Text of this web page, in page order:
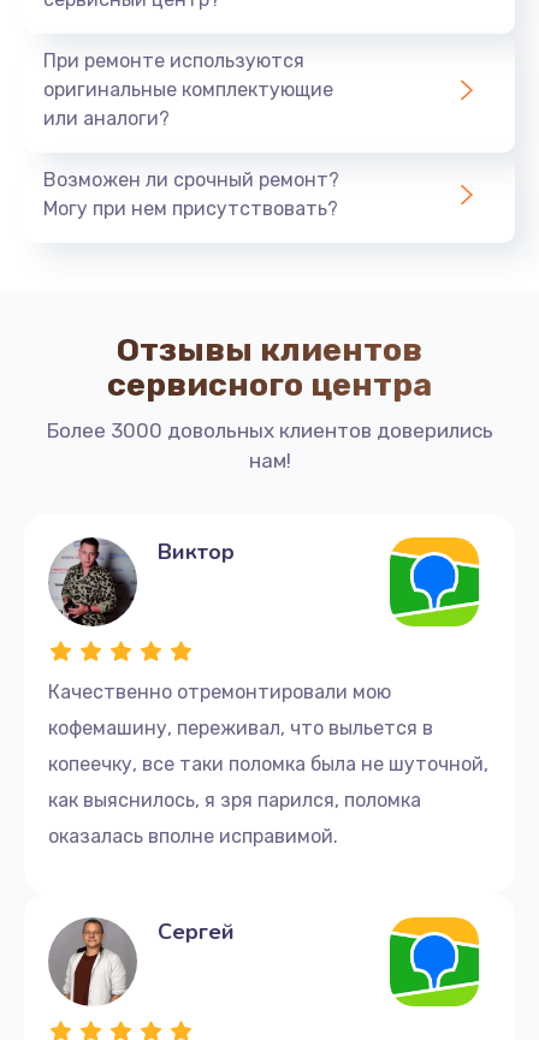
Ремонт заварного механизма
300 руб.
Ремонт материнской платы
Ремонт счетчика воды
Заказать
Заказать
Заказать
475 руб.
Ремонт двигателя кофемолки
При ремонте используются
оригинальные комплектующие
или аналоги?
Возможен ли срочный ремонт?
Могу при нем присутствовать?
Отзывы клиентов
сервисного центра
Более 3000 довольных клиентов доверились
нам!
Качественно отремонтировали мою
кофемашину, переживал, что выльется в
копеечку, все таки поломка была не шуточной,
как выяснилось, я зря парился, поломка
оказалась вполне исправимой.
Виктор
Сергей